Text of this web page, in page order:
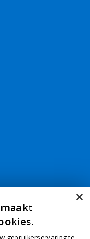
×
gebruikerservaring te